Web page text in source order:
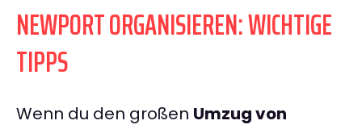
NEWPORT ORGANISIEREN: WICHTIGE
TIPPS
Wenn du den großen Umzug von